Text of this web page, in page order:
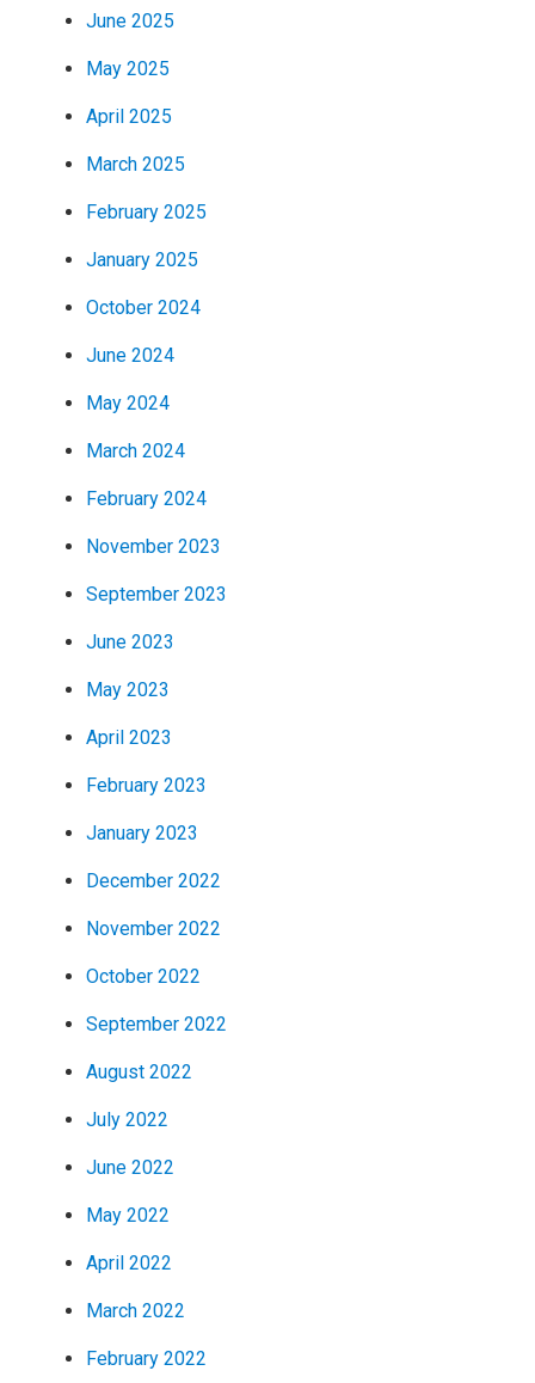
June 2025
May 2025
April 2025
March 2025
February 2025
January 2025
October 2024
June 2024
May 2024
March 2024
February 2024
November 2023
September 2023
June 2023
May 2023
April 2023
February 2023
January 2023
December 2022
November 2022
October 2022
September 2022
August 2022
July 2022
June 2022
May 2022
April 2022
March 2022
February 2022